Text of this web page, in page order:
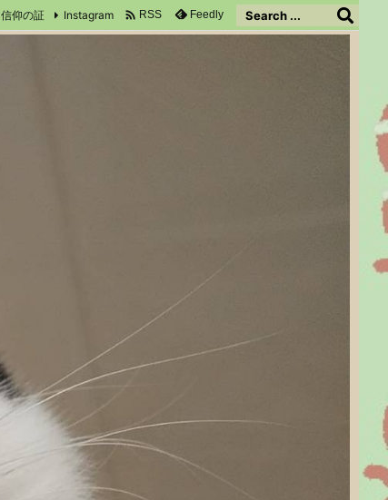
信仰の証 Instagram  RSS Feedly